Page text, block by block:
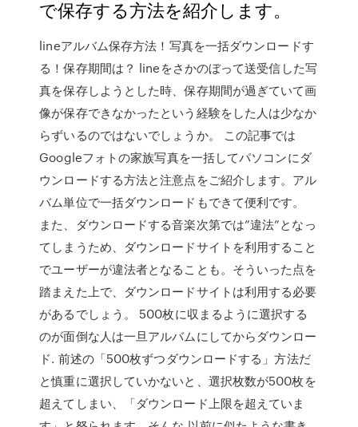
で保存する方法を紹介します。
lineアルバム保存方法！写真を一括ダウンロードす
る！保存期間は？ lineをさかのぼって送受信した写
真を保存しようとした時、保存期間が過ぎていて画
像が保存できなかったという経験をした人は少なか
らずいるのではないでしょうか。 この記事では
Googleフォトの家族写真を一括してパソコンにダ
ウンロードする方法と注意点をご紹介します。アル
バム単位で一括ダウンロードもできて便利です。
また、ダウンロードする音楽次第では”違法”となっ
てしまうため、ダウンロードサイトを利用すること
でユーザーが違法者となることも。そういった点を
踏まえた上で、ダウンロードサイトは利用する必要
があるでしょう。 500枚に収まるように選択する
のが面倒な人は一旦アルバムにしてからダウンロー
ド. 前述の「500枚ずつダウンロードする」方法だ
と慎重に選択していかないと、選択枚数が500枚を
超えてしまい、「ダウンロード上限を超えていま